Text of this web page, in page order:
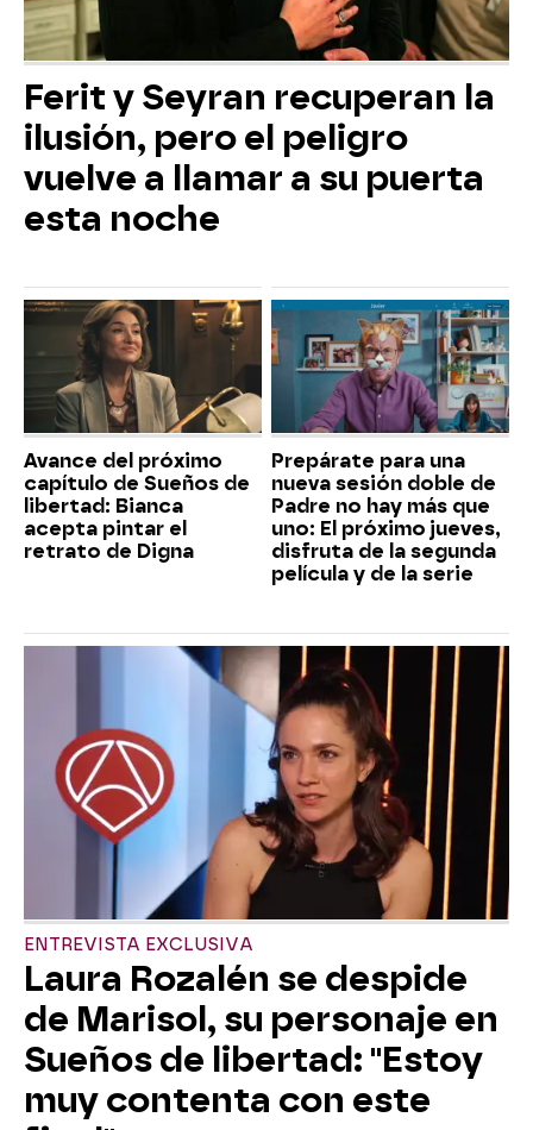
Ferit y Seyran recuperan la
ilusión, pero el peligro
vuelve a llamar a su puerta
esta noche
Avance del próximo
capítulo de Sueños de
libertad: Bianca
acepta pintar el
retrato de Digna
Prepárate para una
nueva sesión doble de
Padre no hay más que
uno: El próximo jueves,
disfruta de la segunda
película y de la serie
ENTREVISTA EXCLUSIVA
Laura Rozalén se despide
de Marisol, su personaje en
Sueños de libertad: "Estoy
muy contenta con este